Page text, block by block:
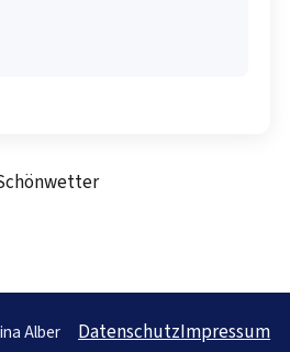
Alber DatenschutzImpressum